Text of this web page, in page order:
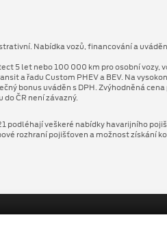
Nabídka vozů, financování a
5 let nebo 100 000 km pro osobní
a řadu Custom PHEV a BEV. Na
bonus uváděn s DPH. Zvýhodněná
ČR není závazný.
podléhají veškeré nabídky havarijního
rozhraní pojišťoven a možnost získání